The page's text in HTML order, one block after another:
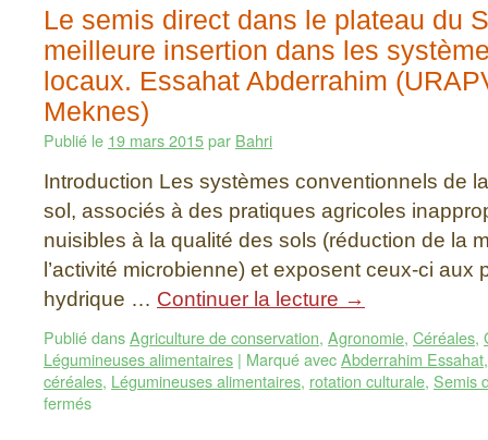
Le semis direct dans le plateau du
meilleure insertion dans les
locaux. Essahat Abderrahim
Meknes)
Publié le 19 mars 2015par Bahri
Introduction Les systèmes conventionnels de
sol, associés à des pratiques agricoles
nuisibles à la qualité des sols (réduction de la
l’activité microbienne) et exposent ceux-ci aux
hydrique … Continuer la lecture →
Publié dansAgriculture de conservation, Agronomie, Céréales,
Légumineuses alimentaires | Marqué avecAbderrahim Essahat
céréales, Légumineuses alimentaires, rotation culturale, Semis
fermés